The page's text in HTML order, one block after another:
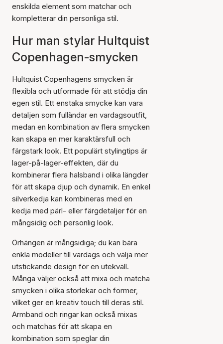
enskilda element som matchar och
kompletterar din personliga stil.
Hur man stylar Hultquist
Copenhagen-smycken
Hultquist Copenhagens smycken är
flexibla och utformade för att stödja din
egen stil. Ett enstaka smycke kan vara
detaljen som fulländar en vardagsoutfit,
medan en kombination av flera smycken
kan skapa en mer karaktärsfull och
färgstark look. Ett populärt stylingtips är
lager-på-lager-effekten, där du
kombinerar flera halsband i olika längder
för att skapa djup och dynamik. En enkel
silverkedja kan kombineras med en
kedja med pärl- eller färgdetaljer för en
mångsidig och personlig look.
Örhängen är mångsidiga; du kan bära
enkla modeller till vardags och välja mer
utstickande design för en utekväll.
Många väljer också att mixa och matcha
smycken i olika storlekar och former,
vilket ger en kreativ touch till deras stil.
Armband och ringar kan också mixas
och matchas för att skapa en
kombination som speglar din